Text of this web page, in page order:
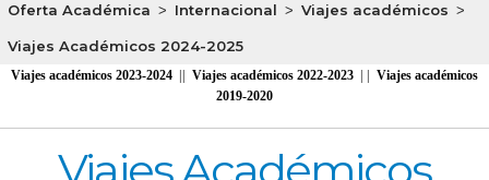
Oferta Académica > Internacional > Viajes académicos >
Viajes Académicos 2024-2025
Viajes académicos 2023-2024 Viajes académicos 2022-2023
Viajes académicos
2019-2020